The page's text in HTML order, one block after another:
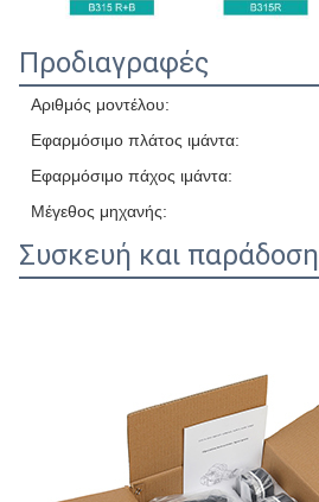
Προδιαγραφές
Αριθμός μοντέλου:
Εφαρμόσιμο πλάτος ιμάντα:
Εφαρμόσιμο πάχος ιμάντα:
Μέγεθος μηχανής:
Συσκευή και παράδοση